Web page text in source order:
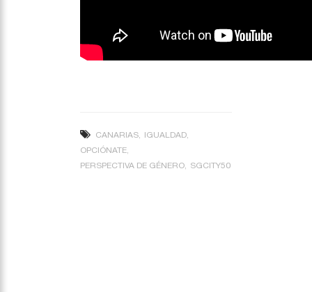
CANARIAS
IGUALDAD
OPCIÓNATE
PERSPECTIVA DE GÉNERO
SGCITY50